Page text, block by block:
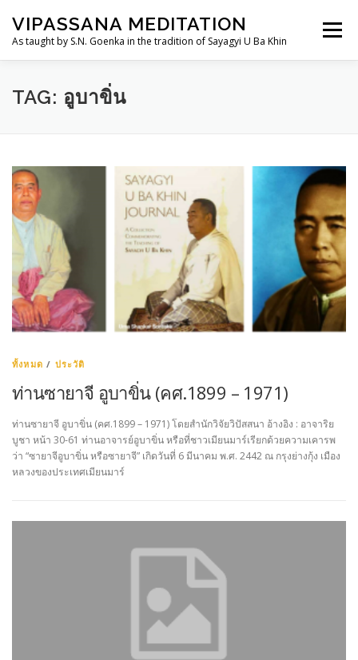
content
VIPASSANA MEDITATION
As taught by S.N. Goenka in the tradition of Sayagyi U Ba Khin
Menu
THAILANDDHAMMA.ORG
ประวัติ ศูนย์ฯ/สถานที่
TAG: อูบาขิ่น
ทั้งหมด / ประวัติ
ท่านซายาจี อูบาขิ่น (คศ.1899 – 1971)
ท่านซายาจี อูบาขิ่น (คศ.1899 – 1971) โดยสำนักวิจัยวิปัสสนา อ้างอิง : อาจาริย
บูชา หน้า 30-61 ท่านอาจารย์อูบาขิ่น หรือที่ชาวเมียนมาร์เรียกด้วยความเคารพ
ว่า “ซายาจีอูบาขิ่น หรือซายาจี” เกิดวันที่ 6 มีนาคม พ.ศ. 2442 ณ กรุงย่างกุ้ง เมือง
หลวงของประเทศเมียนมาร์